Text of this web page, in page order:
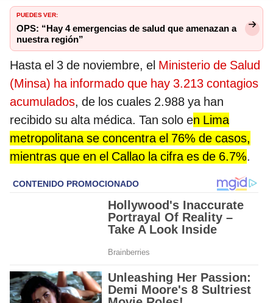
PUEDES VER:
OPS: “Hay 4 emergencias de salud que amenazan a
nuestra región”
Hasta el 3 de noviembre, el Ministerio de Salud
(Minsa) ha informado que hay 3.213 contagios
acumulados, de los cuales 2.988 ya han
recibido su alta médica. Tan solo en Lima
metropolitana se concentra el 76% de casos,
mientras que en el Callao la cifra es de 6.7%.